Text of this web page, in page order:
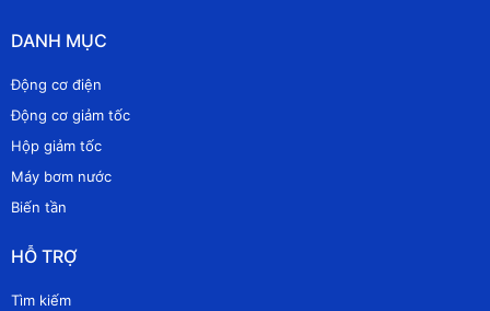
DANH MỤC
Động cơ điện
Động cơ giảm tốc
Hộp giảm tốc
Máy bơm nước
Biến tần
HỖ TRỢ
Tìm kiếm